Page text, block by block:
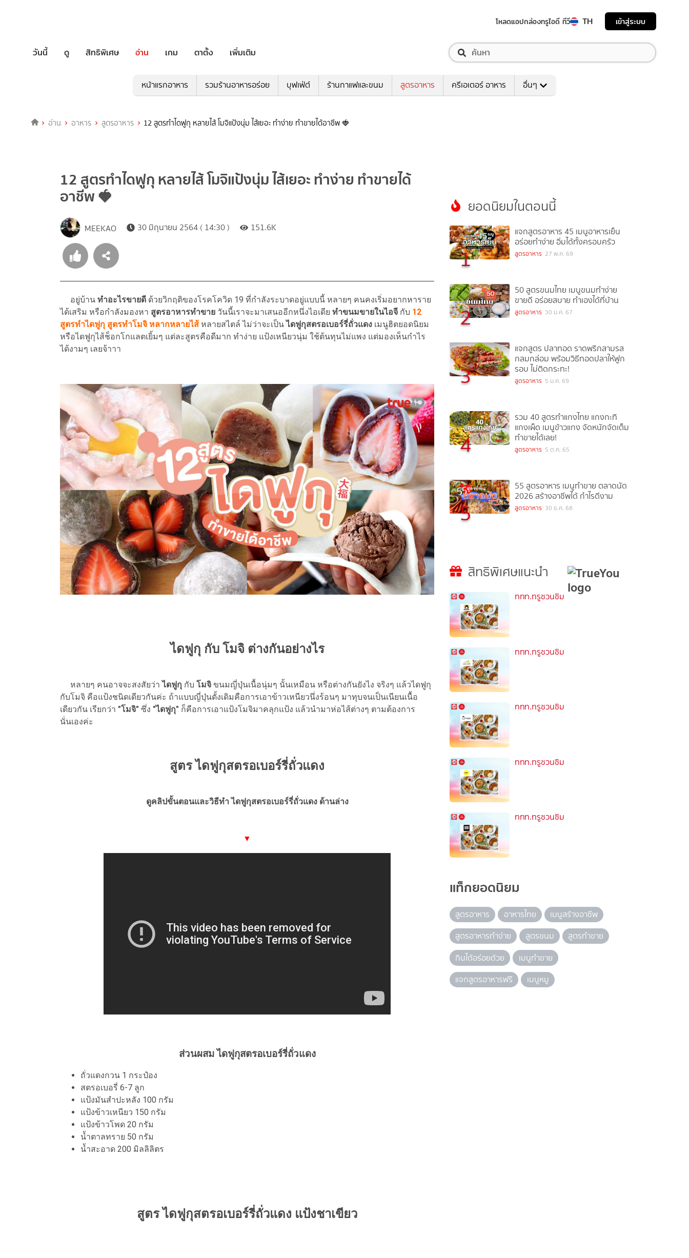
โหลดแอปกล่องทรูไอดี ทีวี TH เข้าสู่ระบบ
วันนี้ ดู สิทธิพิเศษ อ่าน เกม ตาตั้ง เพิ่มเติม
หน้าแรกอาหาร รวมร้านอาหารอร่อย บุฟเฟ่ต์ ร้านกาแฟและขนม สูตรอาหาร ครีเอเตอร์ อาหาร อื่นๆ
อ่าน อาหาร สูตรอาหาร 12 สูตรทำไดฟูกุ หลายไส้ โมจิแป้งนุ่ม ไส้เยอะ ทำง่าย ทำขายได้อาชีพ 🍓
12 สูตรทำไดฟูกุ หลายไส้ โมจิแป้งนุ่ม ไส้เยอะ ทำง่าย ทำขายได้
อาชีพ 🍓
MEEKAO 30 มิถุนายน 2564 ( 14:30 ) 151.6K
อยู่บ้าน ทำอะไรขายดี ด้วยวิกฤติของโรคโควิด 19 ที่กำลังระบาดอยู่แบบนี้ หลายๆ คนคงเริ่มอยากหาราย
ได้เสริม หรือกำลังมองหา สูตรอาหารทำขาย วันนี้เราจะมาเสนออีกหนึ่งไอเดีย ทำขนมขายในไอจี กับ 12
สูตรทำไดฟูกุ สูตรทำโมจิ หลากหลายไส้ หลายสไตล์ ไม่ว่าจะเป็นไดฟูกุสตรอเบอร์รี่ถั่วแดง เมนูฮิตยอดนิยม
หรือไดฟูกุไส้ช็อกโกแลตเยิ้มๆ แต่ละสูตรคือดีมาก ทำง่าย แป้งเหนียวนุ่ม ใช้ต้นทุนไม่แพง แต่มองเห็นกำไร
ได้งามๆ เลยจ้าาา
ไดฟูกุ กับ โมจิ ต่างกันอย่างไร
หลายๆ คนอาจจะสงสัยว่า ไดฟูกุ กับ โมจิ ขนมญี่ปุ่นเนื้อนุ่มๆ นั้นเหมือน หรือต่างกันยังไง จริงๆ แล้วไดฟูกุ
กับโมจิ คือแป้งชนิดเดียวกันค่ะ ถ้าแบบญี่ปุ่นดั้งเดิมคือการเอาข้าวเหนียวนึ่งร้อนๆ มาทุบจนเป็นเนียนเนื้อ
เดียวกัน เรียกว่า "โมจิ" ซึ่ง "ไดฟูกุ" ก็คือการเอาแป้งโมจิมาคลุกแป้ง แล้วนำมาห่อไส้ต่างๆ ตามต้องการ
นั่นเองค่ะ
สูตร ไดฟูกุสตรอเบอร์รี่ถั่วแดง
ดูคลิปขั้นตอนและวิธีทำ ไดฟูกุสตรอเบอร์รี่ถั่วแดง ด้านล่าง
▼
ส่วนผสม ไดฟูกุสตรอเบอร์รี่ถั่วแดง
ถั่วแดงกวน 1 กระป๋อง
สตรอเบอรี่ 6-7 ลูก
แป้งมันสำปะหลัง 100 กรัม
แป้งข้าวเหนียว 150 กรัม
แป้งข้าวโพด 20 กรัม
น้ำตาลทราย 50 กรัม
น้ำสะอาด 200 มิลลิลิตร
สูตร ไดฟูกุสตรอเบอร์รี่ถั่วแดง แป้งชาเขียว
ยอดนิยมในตอนนี้
1
แจกสูตรอาหาร 45 เมนูอาหารเย็น
อร่อยทำง่าย อิ่มได้ทั้งครอบครัว
สูตรอาหาร 27 พ.ค. 69
2
50 สูตรขนมไทย เมนูขนมทำง่าย
ขายดี อร่อยสบาย ทำเองได้ที่บ้าน
สูตรอาหาร 30 ม.ค. 67
3
แจกสูตร ปลาทอด ราดพริกสามรส
กลมกล่อม พร้อมวิธีทอดปลาให้ฟูก
รอบ ไม่ติดกระทะ!
สูตรอาหาร 5 ม.ค. 69
4
รวม 40 สูตรทำแกงไทย แกงกะทิ
แกงเผ็ด เมนูข้าวแกง จัดหนักจัดเต็ม
ทำขายได้เลย!
สูตรอาหาร 5 ต.ค. 65
5
55 สูตรอาหาร เมนูทำขาย ตลาดนัด
2026 สร้างอาชีพได้ กำไรดีงาม
สูตรอาหาร 30 ธ.ค. 68
สิทธิพิเศษแนะนำ
ททท.ทรูชวนชิม
ททท.ทรูชวนชิม
ททท.ทรูชวนชิม
ททท.ทรูชวนชิม
ททท.ทรูชวนชิม
แท็กยอดนิยม
สูตรอาหาร อาหารไทย
เมนูสร้างอาชีพ
สูตรอาหารทำง่าย
สูตรขนม
สูตรทำขาย
กินได้อร่อยด้วย
เมนูทำขาย
แจกสูตรอาหารฟรี
เมนูหมู